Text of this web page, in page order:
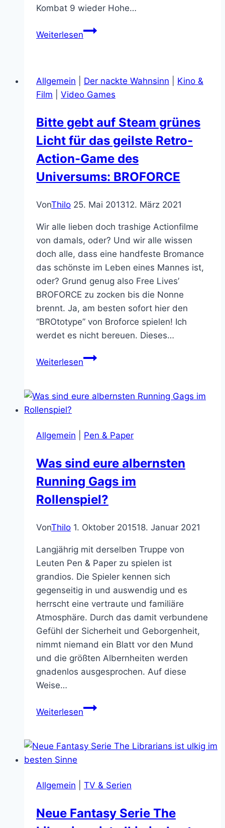
Kombat 9 wieder Hohe…
WeiterlesenMortal
Allgemein Der nackte Wahnsinn
Kino &
Film
Video Games
Bitte gebt auf Steam grünes
Licht für das geilste Retro-
Action-Game des
Universums: BROFORCE
VonThilo 25. Mai 201312. März 2021
Wir alle lieben doch trashige Actionfilme
von damals, oder? Und wir alle wissen
doch alle, dass eine handfeste Bromance
das schönste im Leben eines Mannes ist,
oder? Grund genug also Free Lives’
BROFORCE zu zocken bis die Nonne
brennt. Ja, am besten sofort hier den
“BROtotype” von Broforce spielen! Ich
werdet es nicht bereuen. Dieses…
WeiterlesenBitte
Steam
für
geilste
Retro-
Action-
Game
Universums:
BROFORCE
Allgemein Pen & Paper
Was sind eure albernsten
Running Gags im
Rollenspiel?
VonThilo 1. Oktober 201518. Januar 2021
Langjährig mit derselben Truppe von
Leuten Pen & Paper zu spielen ist
grandios. Die Spieler kennen sich
gegenseitig in und auswendig und es
herrscht eine vertraute und familiäre
Atmosphäre. Durch das damit verbundene
Gefühl der Sicherheit und Geborgenheit,
nimmt niemand ein Blatt vor den Mund
und die größten Albernheiten werden
gnadenlos ausgesprochen. Auf diese
Weise…
WeiterlesenWas
albernsten
im
Allgemein TV & Serien
Neue Fantasy Serie The